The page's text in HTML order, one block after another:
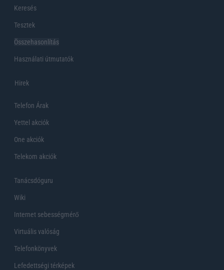
Keresés
Tesztek
Összehasonlítás
Használati útmutatók
Hirek
Telefon Árak
Yettel akciók
One akciók
Telekom akciók
Tanácsdóguru
Wiki
Internet sebességmérő
Virtuális valóság
Telefonkönyvek
Lefedettségi térképek